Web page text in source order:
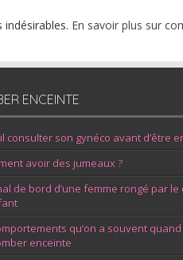
En savoir plus sur
ENCEINTE
consulter son gynéco avant d’être
avoir des jumeaux ?
de bord d’une femme rongé par le
qu’on a souvent
enceinte